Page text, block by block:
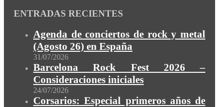
ENTRADAS RECIENTES
Agenda de conciertos de rock y metal
(Agosto 26) en España
31/07/2026
Barcelona Rock Fest 2026 –
Consideraciones iniciales
24/07/2026
Corsarios: Especial primeros años de